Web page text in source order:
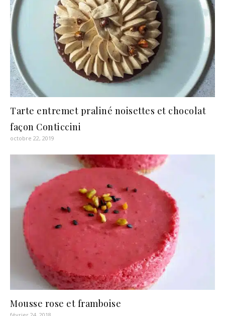
Tarte entremet praliné noisettes et chocolat
façon Conticcini
octobre 22, 2019
Mousse rose et framboise